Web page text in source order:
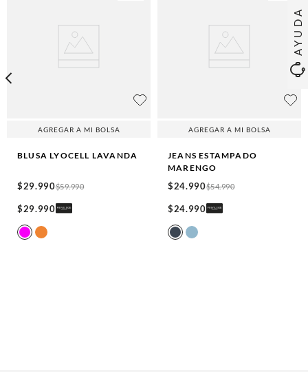
AYUDA
AGREGAR A MI BOLSA
BLUSA LYOCELL LAVANDA
$29.990$59.990
$29.990
AGREGAR A MI BOLSA
JEANS ESTAMPADO
MARENGO
$24.990$54.990
$24.990